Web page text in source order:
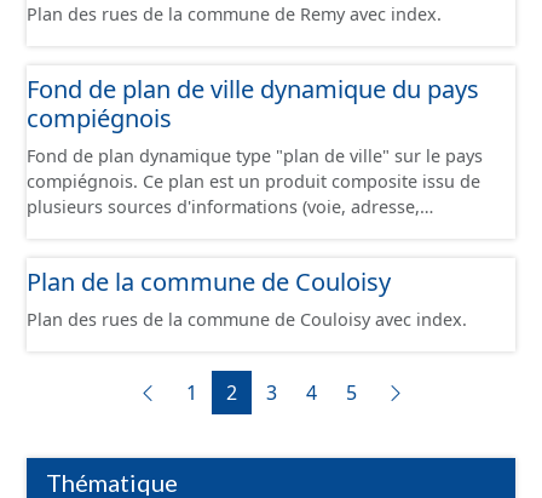
Plan des rues de la commune de Remy avec index.
Fond de plan de ville dynamique du pays
compiégnois
Fond de plan dynamique type "plan de ville" sur le pays
compiégnois. Ce plan est un produit composite issu de
plusieurs sources d'informations (voie, adresse,
Plan de la commune de Couloisy
Plan des rues de la commune de Couloisy avec index.
1 2 3 4 5
Thématique